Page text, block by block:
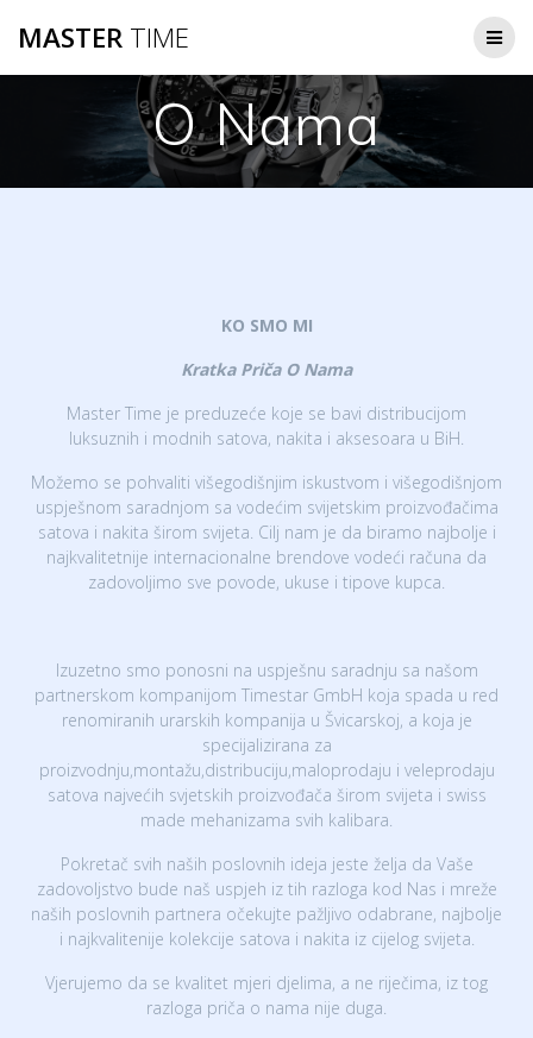
MASTER TIME
O Nama
KO SMO MI
Kratka Priča O Nama
Master Time je preduzeće koje se bavi distribucijom
luksuznih i modnih satova, nakita i aksesoara u BiH.
Možemo se pohvaliti višegodišnjim iskustvom i višegodišnjom
uspješnom saradnjom sa vodećim svijetskim proizvođačima
satova i nakita širom svijeta. Cilj nam je da biramo najbolje i
najkvalitetnije internacionalne brendove vodeći računa da
zadovoljimo sve povode, ukuse i tipove kupca.
Izuzetno smo ponosni na uspješnu saradnju sa našom
partnerskom kompanijom Timestar GmbH koja spada u red
renomiranih urarskih kompanija u Švicarskoj, a koja je
specijalizirana za
proizvodnju,montažu,distribuciju,maloprodaju i veleprodaju
satova najvećih svjetskih proizvođača širom svijeta i swiss
made mehanizama svih kalibara.
Pokretač svih naših poslovnih ideja jeste želja da Vaše
zadovoljstvo bude naš uspjeh iz tih razloga kod Nas i mreže
naših poslovnih partnera očekujte pažljivo odabrane, najbolje
i najkvalitenije kolekcije satova i nakita iz cijelog svijeta.
Vjerujemo da se kvalitet mjeri djelima, a ne riječima, iz tog
razloga priča o nama nije duga.